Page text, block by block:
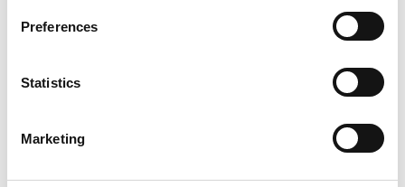
Preferences
Statistics
Marketing